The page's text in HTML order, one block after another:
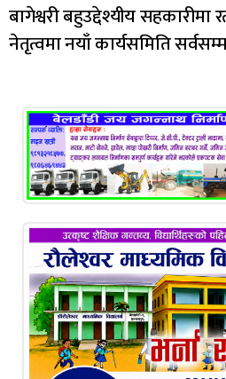
बागेश्वरी बहुउद्देश्यीय
नेतृत्वमा नयाँ कार्यसमिति